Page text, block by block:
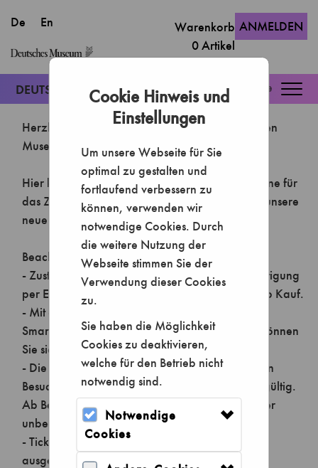
Cookie Hinweis und
Einstellungen
Um unsere Webseite für Sie
optimal zu gestalten und
fortlaufend verbessern zu
können, verwenden wir
notwendige Cookies. Durch
die weitere Nutzung der
Webseite stimmen Sie der
Verwendung dieser Cookies
zu.
Sie haben die Möglichkeit
Cookies zu deaktivieren,
welche für den Betrieb nicht
notwendig sind.
Notwendige
Cookies
Warenkorb
0Artikel
ANMELDEN